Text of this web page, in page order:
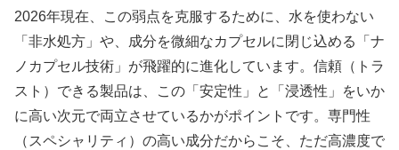
2026年現在、この弱点を克服するために、水を使わない
「非水処方」や、成分を微細なカプセルに閉じ込める「ナ
ノカプセル技術」が飛躍的に進化しています。信頼（トラ
スト）できる製品は、この「安定性」と「浸透性」をいか
に高い次元で両立させているかがポイントです。専門性
（スペシャリティ）の高い成分だからこそ、ただ高濃度で